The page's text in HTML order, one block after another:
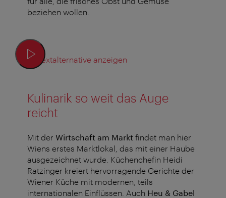
beziehen wollen.
Textalternative anzeigen
Kulinarik so weit das Auge
reicht
Mit der Wirtschaft am Markt findet man hier
Wiens erstes Marktlokal, das mit einer Haube
ausgezeichnet wurde. Küchenchefin Heidi
Ratzinger kreiert hervorragende Gerichte der
Wiener Küche mit modernen, teils
internationalen Einflüssen. Auch Heu & Gabel